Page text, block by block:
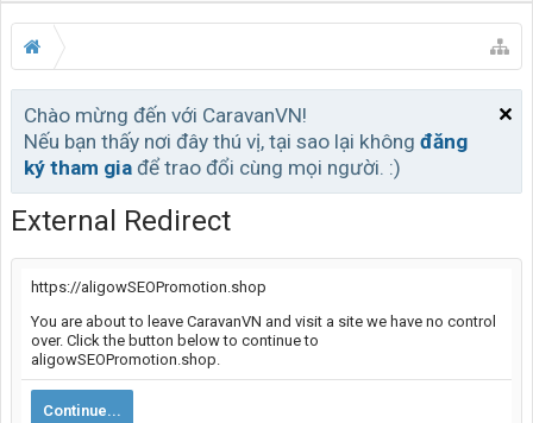
Chào mừng đến với CaravanVN!
Nếu bạn thấy nơi đây thú vị, tại sao lại không đăng
ký tham gia để trao đổi cùng mọi người. :)
External Redirect
https://aligowSEOPromotion.shop
You are about to leave CaravanVN and visit a site we have no control
over. Click the button below to continue to
aligowSEOPromotion.shop.
Continue...